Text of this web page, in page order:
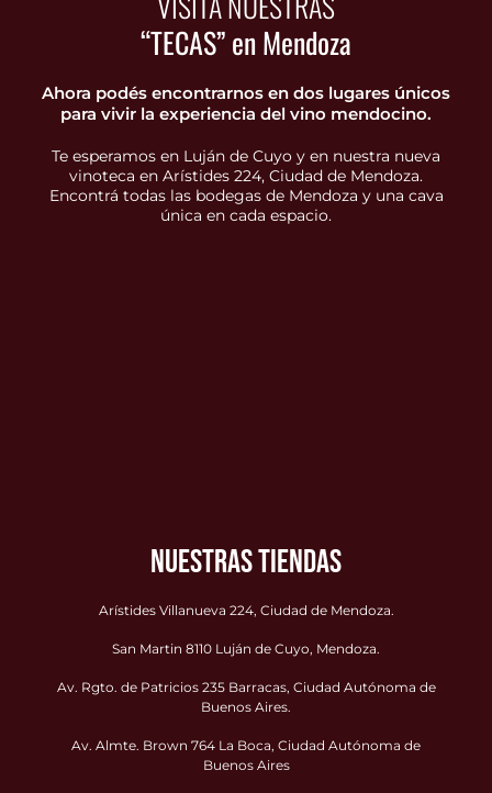
“TECAS” en Mendoza
Ahora podés encontrarnos en dos lugares únicos
para vivir la experiencia del vino mendocino.
Te esperamos en Luján de Cuyo y en nuestra nueva
vinoteca en Arístides 224, Ciudad de Mendoza.
Encontrá todas las bodegas de Mendoza y una cava
única en cada espacio.
NUESTRAS TIENDAS
Arístides Villanueva 224, Ciudad de Mendoza.
San Martin 8110 Luján de Cuyo, Mendoza.
Av. Rgto. de Patricios 235 Barracas, Ciudad Autónoma de
Buenos Aires.
Av. Almte. Brown 764 La Boca, Ciudad Autónoma de
Buenos Aires